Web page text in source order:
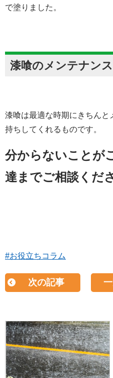
で塗りました。
漆喰のメンテナンス
漆喰は最適な時期にきちん
持ちしてくれるものです。
分からないことが
達までご相談くだ
#お役立ちコラム
次の記事